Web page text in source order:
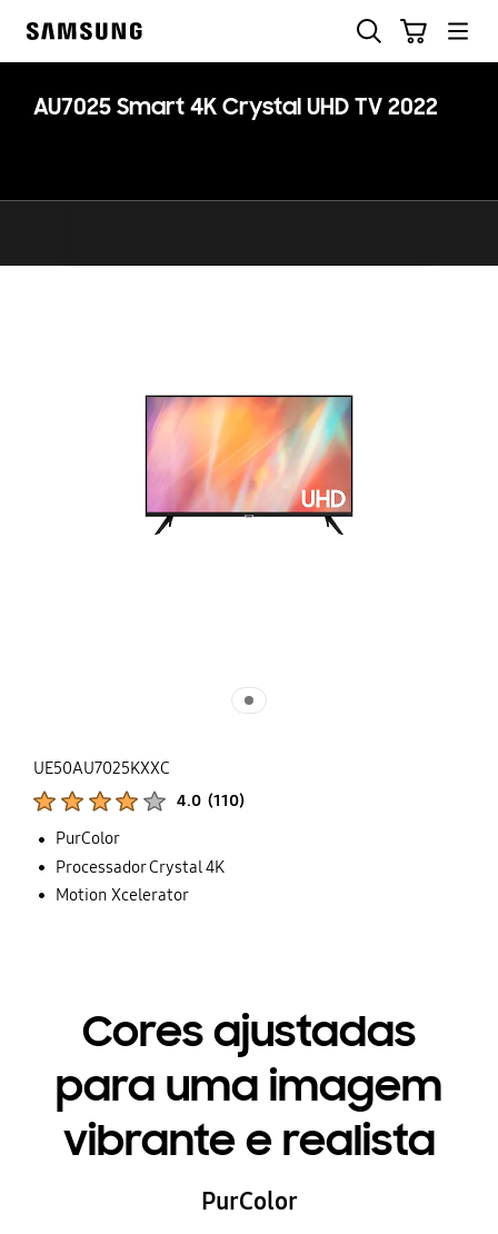
AU7025 Smart 4K Crystal UHD TV 2022
UE50AU7025KXXC
4.0 (110)
PurColor
Processador Crystal 4K
Motion Xcelerator
Cores ajustadas
para uma imagem
vibrante e realista
PurColor